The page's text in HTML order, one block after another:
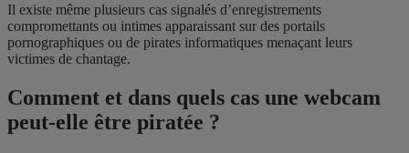
Il existe même plusieurs cas signalés d’enregistrements
compromettants ou intimes apparaissant sur des portails
pornographiques ou de pirates informatiques menaçant leurs
victimes de chantage.
Comment et dans quels cas une webcam
peut-elle être piratée ?